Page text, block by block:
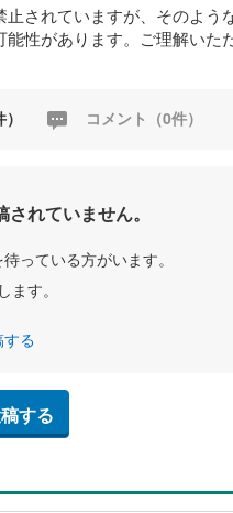
されていますが、そのよう
性があります。ご理解いた
コメント（0件）
れていません。
っている方がいます。
す。
る
する